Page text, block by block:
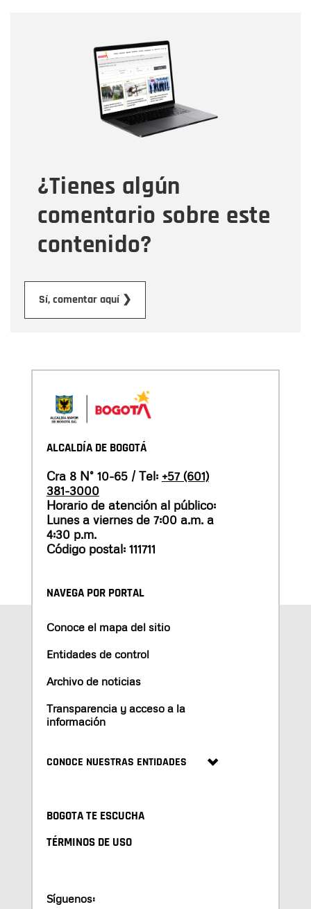
¿Tienes algún
comentario sobre este
contenido?
Sí, comentar aquí ❯
Correo electrónico
Tipo de comentario
Mensaje
ALCALDÍA DE BOGOTÁ
Cra 8 N° 10-65 / Tel: +57 (601)
381-3000
Horario de atención al público:
Lunes a viernes de 7:00 a.m. a
4:30 p.m.
Código postal: 111711
NAVEGA POR PORTAL
Conoce el mapa del sitio
Entidades de control
Archivo de noticias
Transparencia y acceso a la
información
CONOCE NUESTRAS ENTIDADES
BOGOTA TE ESCUCHA
TÉRMINOS DE USO
Síguenos: